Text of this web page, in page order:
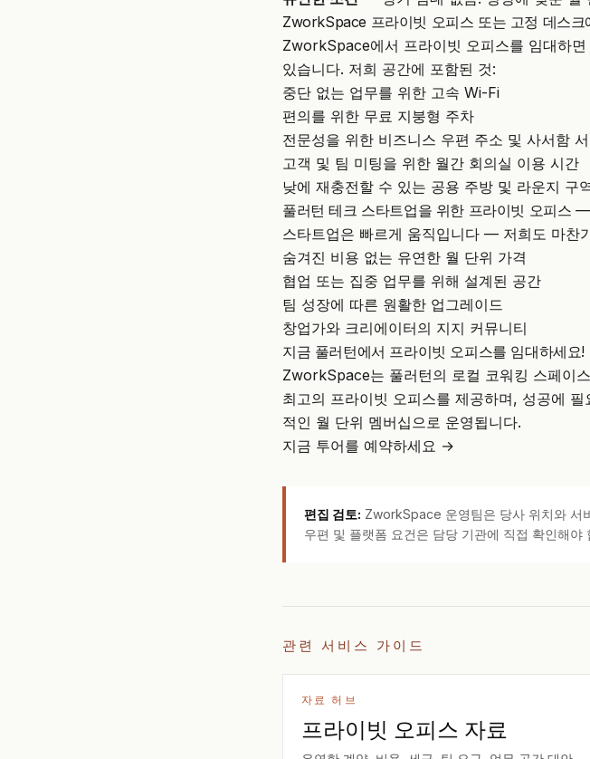
ZworkSpace 프라이빗 오피스 또는 고정 데스크
ZworkSpace에서 프라이빗 오피스를 임대하
있습니다. 저희 공간에 포함된 것:
중단 없는 업무를 위한 고속 Wi-Fi
편의를 위한 무료 지붕형 주차
전문성을 위한 비즈니스 우편 주소 및 사서함
고객 및 팀 미팅을 위한 월간 회의실 이용 시간
낮에 재충전할 수 있는 공용 주방 및 라운지 구
풀러턴 테크 스타트업을 위한 프라이빗 오피스
스타트업은 빠르게 움직입니다 — 저희도 마
숨겨진 비용 없는 유연한 월 단위 가격
협업 또는 집중 업무를 위해 설계된 공간
팀 성장에 따른 원활한 업그레이드
창업가와 크리에이터의 지지 커뮤니티
지금 풀러턴에서 프라이빗 오피스를 임대하세요!
ZworkSpace는 풀러턴의 로컬 코워킹 스페이
최고의 프라이빗 오피스를 제공하며, 성공에
적인 월 단위 멤버십으로 운영됩니다.
지금 투어를 예약하세요 →
편집 검토: ZworkSpace 운영팀은 당사 위치와 서
우편 및 플랫폼 요건은 담당 기관에 직접 확인해야
관련 서비스 가이드
자료 허브
프라이빗 오피스 자료